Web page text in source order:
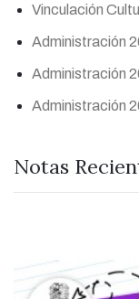
Vinculación
Administración
Administración
Administración
Notas